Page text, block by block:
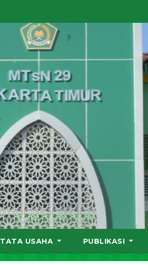
TATA USAHA PUBLIKASI